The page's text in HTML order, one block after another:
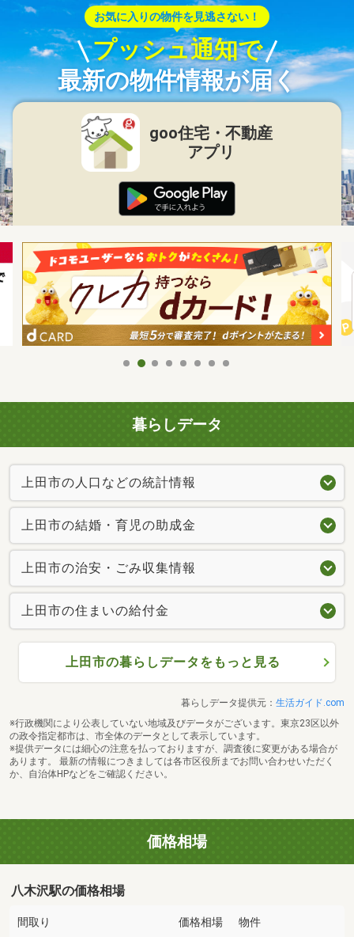
お気に入りの物件を見逃さない！
プッシュ通知で
最新の物件情報が届く
goo住宅・不動産
アプリ
暮らしデータ
上田市の人口などの統計情報
上田市の結婚・育児の助成金
上田市の治安・ごみ収集情報
上田市の住まいの給付金
上田市の暮らしデータをもっと見る
暮らしデータ提供元： 生活ガイド.com
※行政機関により公表していない地域及びデータがございます。東京23区以外
の政令指定都市は、市全体のデータとして表示しています。
※提供データには細心の注意を払っておりますが、調査後に変更がある場合が
あります。 最新の情報につきましては各市区役所までお問い合わせいただく
か、自治体HPなどをご確認ください。
価格相場
八木沢駅の価格相場
間取り 価格相場 物件